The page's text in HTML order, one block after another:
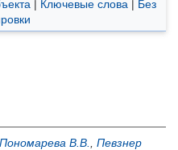
| Ключевые слова | Без
Пономарева В.В.
Певзнер